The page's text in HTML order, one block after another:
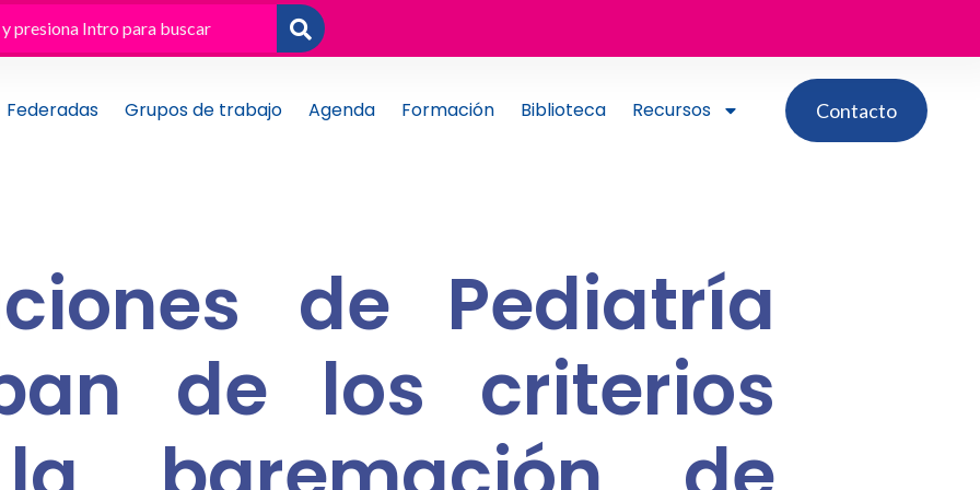
Federadas Grupos de trabajo Agenda Formación Biblioteca Recursos Contacto
de Pediatría
de los criterios